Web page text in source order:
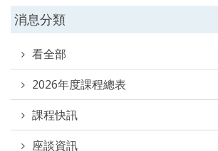
消息分類
看全部
2026年度課程總表
課程快訊
座談資訊